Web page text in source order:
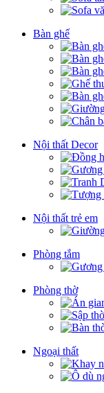
Bàn ghế
Nội thất Decor
Nội thất trẻ em
Phòng tắm
Phòng thờ
Ngoại thất